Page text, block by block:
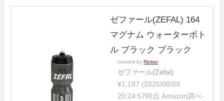
ゼファール(ZEFAL) 164
マグナム ウォーターボト
ル ブラック ブラック
created byRinker
ゼファール(Zefal)
¥1,187 (2026/08/09
20:24:57時点 Amazon調べ-